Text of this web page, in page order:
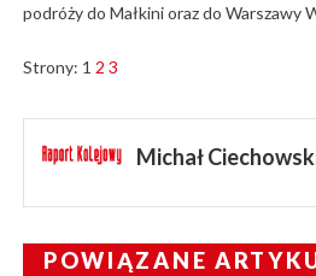
podróży do Małkini oraz do Warszawy
Strony: 1 2 3
Michał
POWIĄZANE